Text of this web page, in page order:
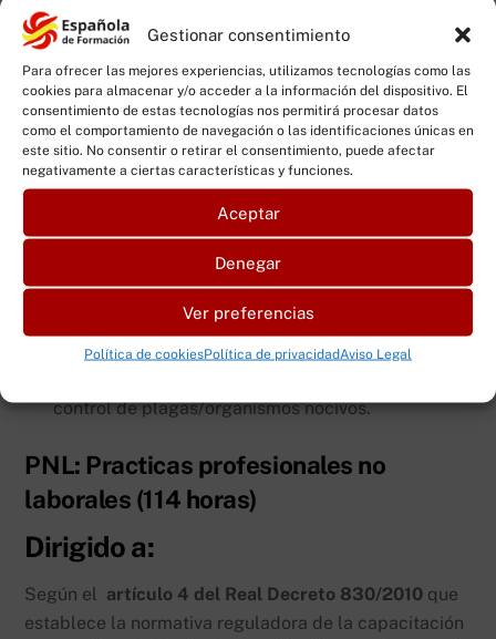
Gestionar consentimiento
Para ofrecer las mejores experiencias, utilizamos tecnologías como las
cookies para almacenar y/o acceder a la información del dispositivo. El
consentimiento de estas tecnologías nos permitirá procesar datos
como el comportamiento de navegación o las identificaciones únicas en
este sitio. No consentir o retirar el consentimiento, puede afectar
negativamente a ciertas características y funciones.
Aceptar
Denegar
Ver preferencias
Política de cookiesPolítica de privacidadAviso Legal
control de organismos nocivos.
MP1698 Control de organismos
nocivos, artrópodos y roedores (225
horas)
recopilación de datos y toma de muestras para el
control de plagas/organismos nocivos.
Aplicar tratamientos biocidas para el
control de plagas/organismos nocivos.
control de plagas/organismos nocivos.
PNL: Practicas profesionales no
laborales (114 horas)
Dirigido a:
Según el artículo 4 del Real Decreto 830/2010 que
establece la normativa reguladora de la capacitación